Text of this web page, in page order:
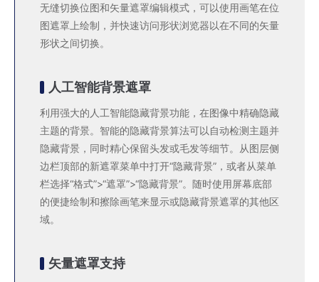
无缝切换位图和矢量遮罩编辑模式，可以使用画笔在位
图遮罩上绘制，并快速访问形状浏览器以在不同的矢量
形状之间切换。
人工智能背景遮罩
利用强大的人工智能隐藏背景功能，在图像中精确隐藏
主题的背景。智能的隐藏背景算法可以自动检测主题并
隐藏背景，同时精心保留头发或毛发等细节。从图层侧
边栏顶部的新遮罩菜单中打开“隐藏背景”，或者从菜单
栏选择“格式”>“遮罩”>“隐藏背景”。随时使用屏幕底部
的便捷绘制和擦除画笔来显示或隐藏背景遮罩的其他区
域。
矢量遮罩支持